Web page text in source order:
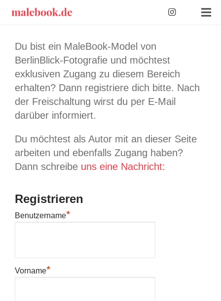
Du bist ein MaleBook-Model von
BerlinBlick-Fotografie und möchtest
exklusiven Zugang zu diesem Bereich
erhalten? Dann registriere dich bitte. Nach
der Freischaltung wirst du per E-Mail
darüber informiert.
Du möchtest als Autor mit an dieser Seite
arbeiten und ebenfalls Zugang haben?
Dann schreibe uns eine Nachricht:
Registrieren
Benutzername*
Vorname*